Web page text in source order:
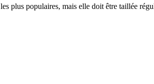
plus populaires, mais elle doit être taillée